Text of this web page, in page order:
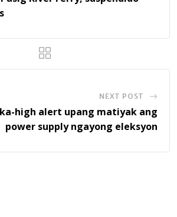
NEXT POST
high alert upang matiyak ang
power supply ngayong eleksyon